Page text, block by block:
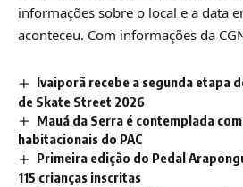
informações sobre o local e a data
aconteceu. Com informações da
Ivaiporã recebe a segunda etapa
de Skate Street 2026
Mauá da Serra é contemplada
habitacionais do PAC
Primeira edição do Pedal
115 crianças inscritas